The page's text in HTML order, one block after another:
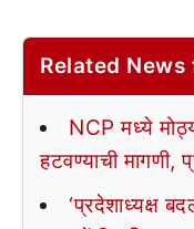
Related News
NCP मध्ये
हटवण्याची मागणी,
‘प्रदेशाध्यक्ष